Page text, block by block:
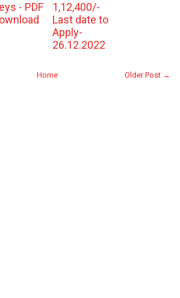
- PDF
1,12,400/-
Last date to
Apply-
26.12.2022
Older Post →
Home